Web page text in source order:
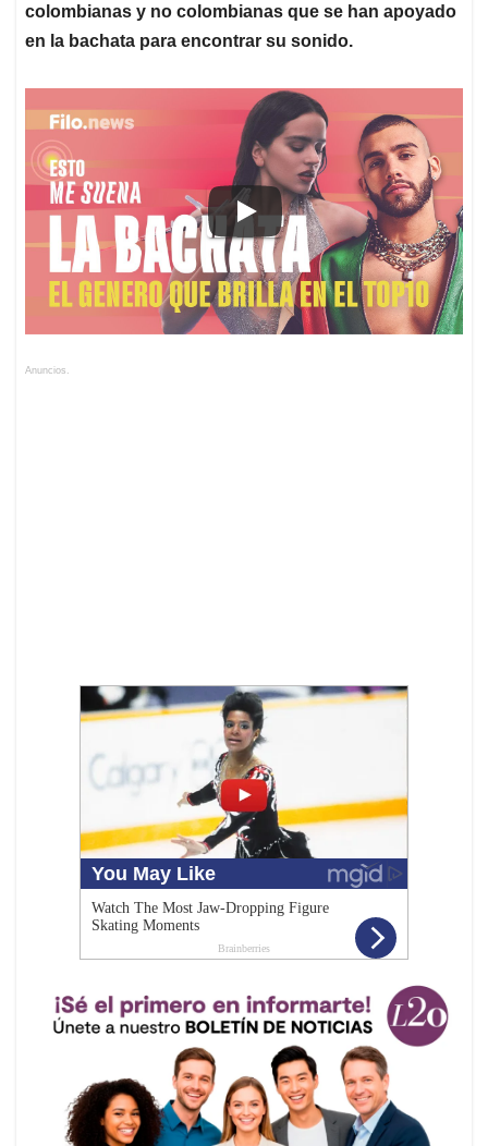
colombianas y no colombianas que se han apoyado
en la bachata para encontrar su sonido.
Anuncios.